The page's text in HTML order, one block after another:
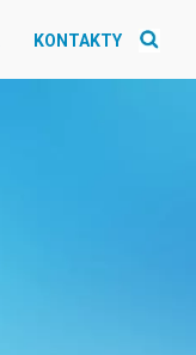
KONTAKTY